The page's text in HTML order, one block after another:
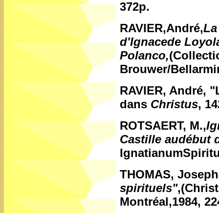
372p.
RAVIER,André,
d'Ignacede
Polanco,
Brouwer/
RAVIER, André,
dans Christus,
ROTSAERT, M.,
Castille audébut
THOMAS,
spirituels"
Montréal,1984,